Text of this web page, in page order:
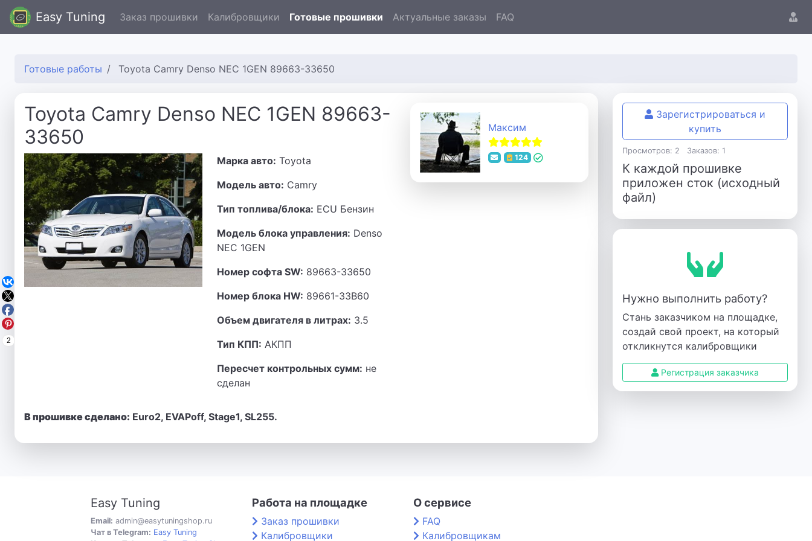
Easy Tuning Заказ прошивки Калибровщики Готовые прошивки Актуальные заказы FAQ
Готовые работы Toyota Camry Denso NEC 1GEN 89663-33650
Toyota Camry Denso NEC 1GEN 89663-
33650
Марка авто: Toyota
Модель авто: Camry
Тип топлива/блока: ECU Бензин
Модель блока управления: Denso
NEC 1GEN
Номер софта SW: 89663-33650
Номер блока HW: 89661-33B60
Объем двигателя в литрах: 3.5
Тип КПП: АКПП
Пересчет контрольных сумм: не
сделан
Максим
124
В прошивке сделано: Euro2, EVAPoff, Stage1, SL255.
Зарегистрироваться и
купить
Просмотров: 2 Заказов: 1
К каждой прошивке
приложен сток (исходный
файл)
Нужно выполнить работу?
Стань заказчиком на площадке,
создай свой проект, на который
откликнутся калибровщики
Регистрация заказчика
2
Easy Tuning
Email: admin@easytuningshop.ru
Чат в Telegram: Easy Tuning
Работа на площадке
Заказ прошивки
Калибровщики
О сервисе
FAQ
Калибровщикам